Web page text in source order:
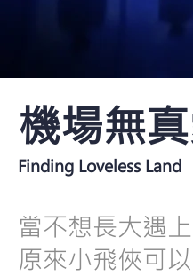
機場無
Finding Loveless Land
當不想長大遇
原來小飛俠可